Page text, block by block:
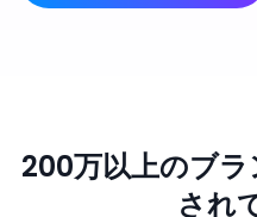
200万以上のブ
され